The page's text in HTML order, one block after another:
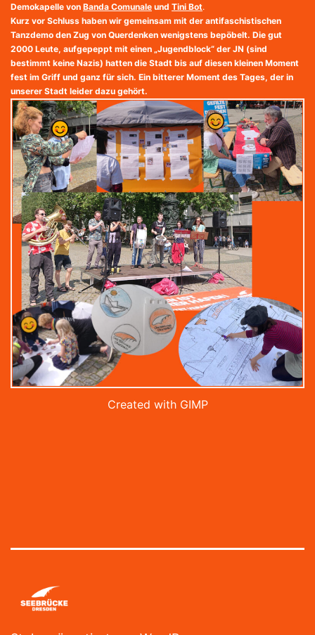
Demokapelle von Banda Comunale und Tini Bot.
Kurz vor Schluss haben wir gemeinsam mit der antifaschistischen
Tanzdemo den Zug von Querdenken wenigstens bepöbelt. Die gut
2000 Leute, aufgepeppt mit einen „Jugendblock“ der JN (sind
bestimmt keine Nazis) hatten die Stadt bis auf diesen kleinen Moment
fest im Griff und ganz für sich. Ein bitterer Moment des Tages, der in
unserer Stadt leider dazu gehört.
Created with GIMP